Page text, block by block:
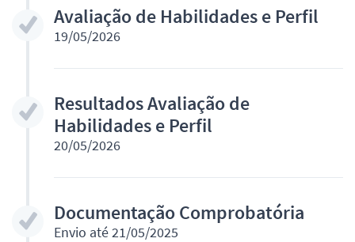
Avaliação de Habilidades e Perfil
19/05/2026
Resultados Avaliação de
Habilidades e Perfil
20/05/2026
Documentação Comprobatória
Envio até 21/05/2025